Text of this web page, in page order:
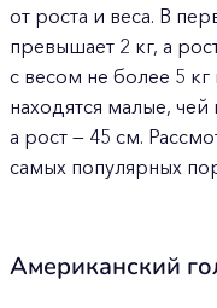
от роста и веса. В
превышает 2 кг, а
с весом не более 5
находятся малые,
а рост — 45 см.
самых популярных
Американский